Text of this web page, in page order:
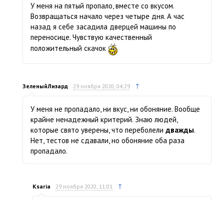
У меня на пятый пропало, вместе со вкусом.
Возвращаться начало через четыре дня. А час
назад я себе засадила дверцей машины по
переносице. Чувствую качественный
положительный скачок
ЗеленыйЛизард 29 ноября 2020, 04:29 ↑
У меня не пропадало, ни вкус, ни обоняние. Вообще
крайне ненадежный критерий. Знаю людей,
которые свято уверены, что переболели дважды.
Нет, тестов не сдавали, но обоняние оба раза
пропадало.
Ksaria 29 ноября 2020, 11:01 ↑